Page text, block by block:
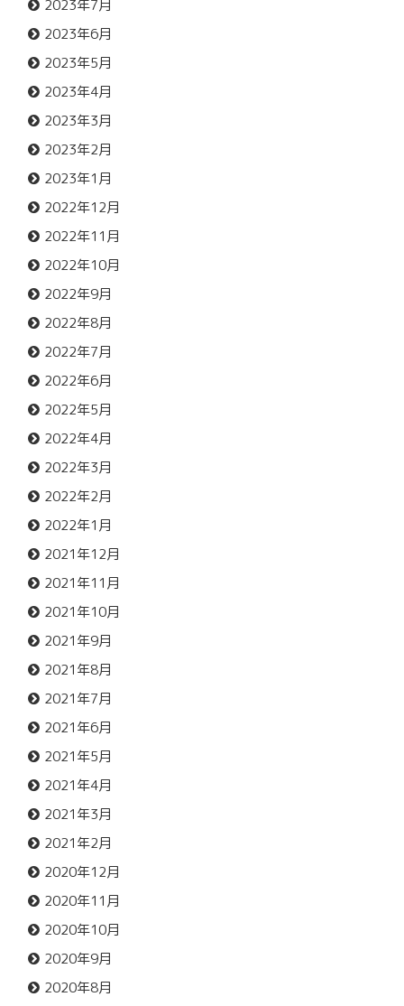
2023年7月
2023年6月
2023年5月
2023年4月
2023年3月
2023年2月
2023年1月
2022年12月
2022年11月
2022年10月
2022年9月
2022年8月
2022年7月
2022年6月
2022年5月
2022年4月
2022年3月
2022年2月
2022年1月
2021年12月
2021年11月
2021年10月
2021年9月
2021年8月
2021年7月
2021年6月
2021年5月
2021年4月
2021年3月
2021年2月
2020年12月
2020年11月
2020年10月
2020年9月
2020年8月